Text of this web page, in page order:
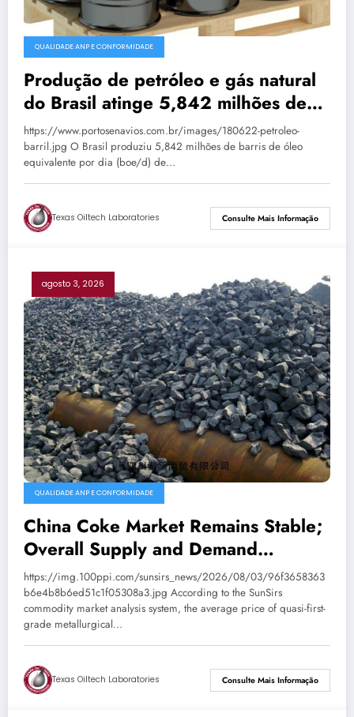
QUALIDADE ANP E CONFORMIDADE
Produção de petróleo e gás natural
do Brasil atinge 5,842 milhões de
boe/d em junho
https://www.portosenavios.com.br/images/180622-petroleo-
barril.jpg O Brasil produziu 5,842 milhões de barris de óleo
equivalente por dia (boe/d) de…
Texas Oiltech Laboratories Consulte Mais Informação
agosto 3, 2026
QUALIDADE ANP E CONFORMIDADE
China Coke Market Remains Stable;
Overall Supply and Demand
Balanced
https://img.100ppi.com/sunsirs_news/2026/08/03/96f3658363
b6e4b8b6ed51c1f05308a3.jpg According to the SunSirs
commodity market analysis system, the average price of quasi-first-
grade metallurgical…
Texas Oiltech Laboratories Consulte Mais Informação